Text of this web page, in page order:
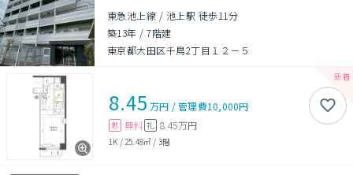
東急池上線 / 池上駅 徒歩11分
築13年 /7階建
東京都大田区千鳥2丁目１２－５
8.45 万円 /管理費10,000円
敷 無料 礼 8.45万円
1K / 25.48㎡ / 3階